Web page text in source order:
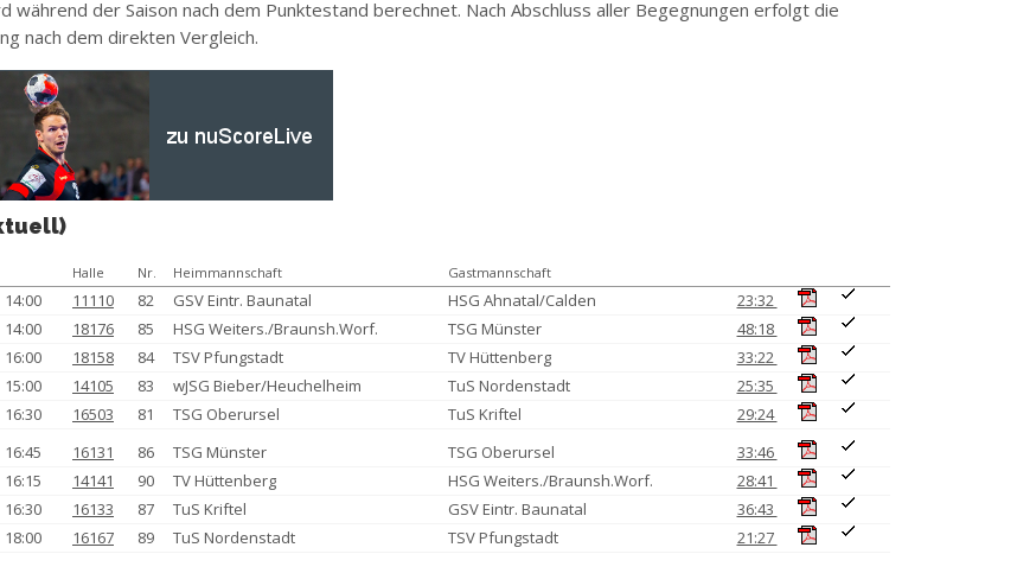
während der Saison nach dem Punktestand berechnet. Nach Abschluss aller Begegnungen erfolgt die
nach dem direkten Vergleich.
Halle Nr. Heimmannschaft Gastmannschaft
14:00 11110 82 GSV Eintr. Baunatal HSG Ahnatal/Calden
23:32
14:00
18176 85 HSG Weiters./Braunsh.Worf. TSG Münster
48:18
16:00
18158 84 TSV Pfungstadt TV Hüttenberg
33:22
15:00 14105 83 wJSG Bieber/Heuchelheim TuS Nordenstadt
25:35
16:30
16503 81 TSG Oberursel TuS Kriftel
29:24
16:45 16131 86 TSG Münster TSG Oberursel
33:46
16:15 14141 90 TV Hüttenberg HSG Weiters./Braunsh.Worf.
28:41
16:30
16133 87 TuS Kriftel GSV Eintr. Baunatal
36:43
18:00
16167 89 TuS Nordenstadt TSV Pfungstadt 21:27